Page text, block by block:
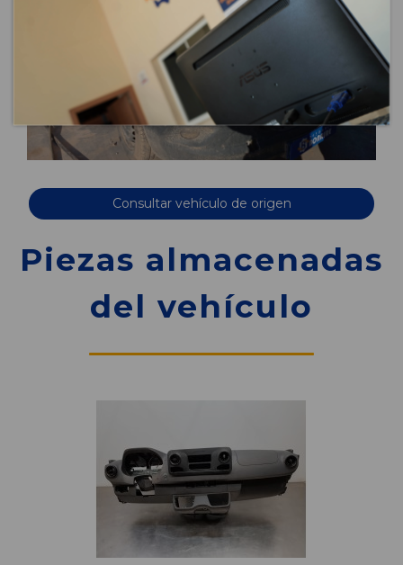
Consultar vehículo de origen
Piezas almacenadas
del vehículo